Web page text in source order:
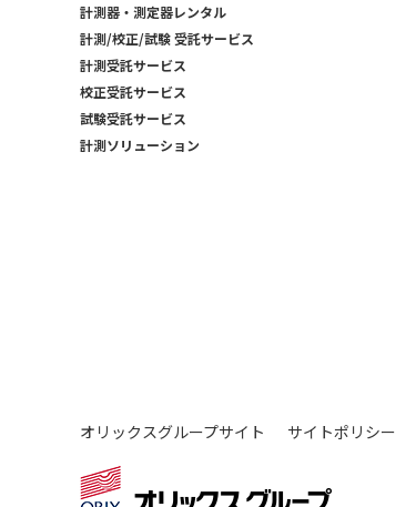
計測器・測定器レンタル
計測/校正/試験 受託サービス
計測受託サービス
校正受託サービス
試験受託サービス
計測ソリューション
オリックスグループサイト サイトポリシー